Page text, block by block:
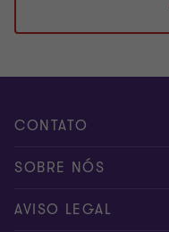
CONTATO
Fale conosco
Inscreva-se
SOBRE NÓS
Sobre nós
AVISO LEGAL